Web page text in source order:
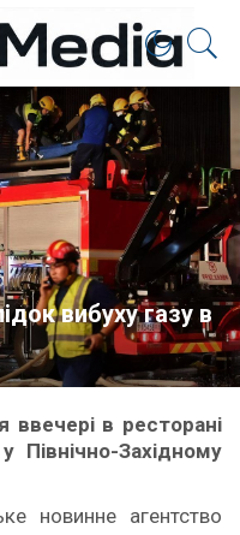
вибуху газу в
ввечері в ресторані
Північно-Західному
новинне агентство